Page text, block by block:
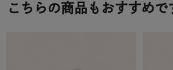
こちらの商品もおすすめで